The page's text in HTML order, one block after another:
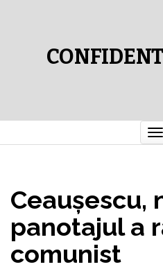
Ceauşescu,
panotajul a
comunist